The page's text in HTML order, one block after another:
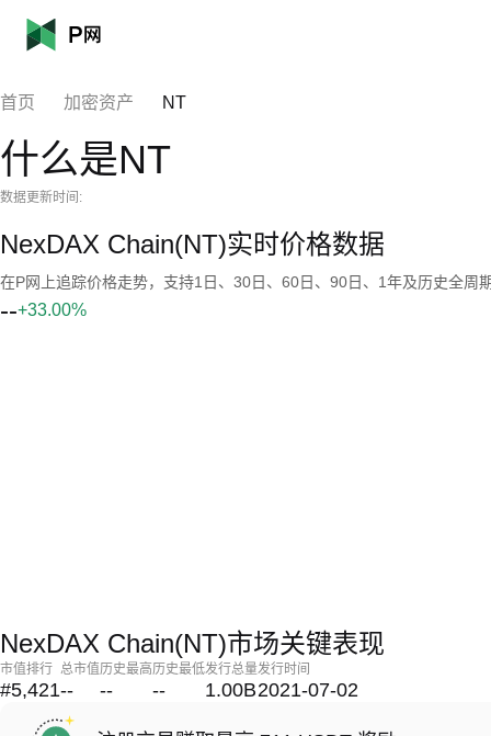
首页 加密资产 NT
什么是NT
数据更新时间:
NexDAX Chain(NT)实时价格数据
在P网上追踪价格走势，支持1日、30日、60日、90日、1年及历史全周
--+33.00%
NexDAX Chain(NT)市场关键表现
市值排行
#5,421
总市值
--
历史最高
--
历史最低
--
发行总量
1.00B
发行时间
2021-07-02